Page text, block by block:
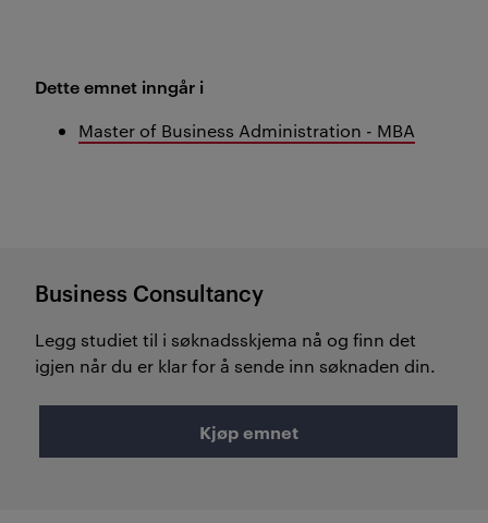
Dette emnet inngår i
Master of Business Administration - MBA
Business Consultancy
Legg studiet til i søknadsskjema nå og finn det
igjen når du er klar for å sende inn søknaden din.
Kjøp emnet